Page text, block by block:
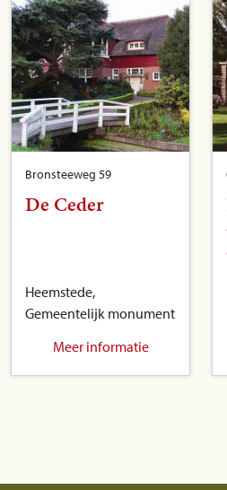
Bronsteeweg 59
De Ceder
Heemstede,
Gemeentelijk monument
Meer informatie